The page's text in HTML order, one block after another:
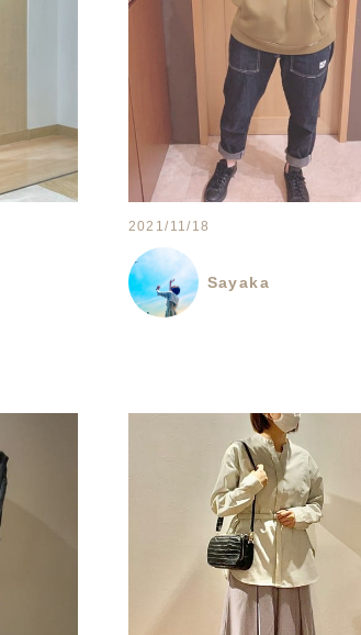
2021/11/18
Sayaka